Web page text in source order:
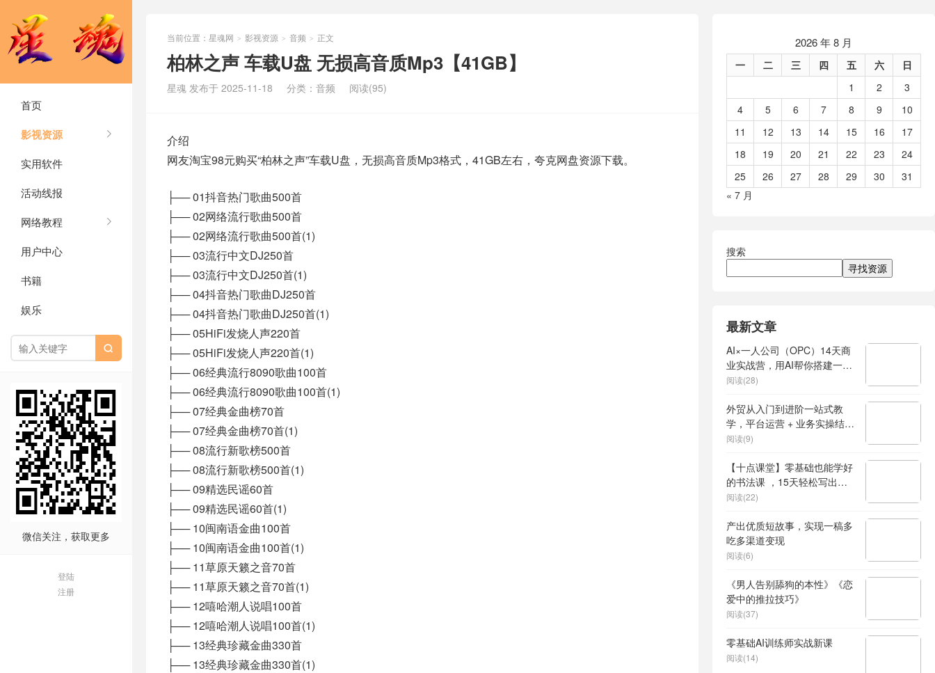
首页
影视资源
实用软件
活动线报
网络教程
用户中心
书籍
娱乐

微信关注，获取更多
登陆
注册
当前位置： 星魂网 > 影视资源 > 音频 > 正文
柏林之声 车载U盘 无损高音质Mp3【41GB】
星魂 发布于 2025-11-18 分类： 音频 阅读(95)
介绍
网友淘宝98元购买“柏林之声”车载U盘，无损高音质Mp3格式，41GB左右，夸克网盘资源下载。
├── 01抖音热门歌曲500首
├── 02网络流行歌曲500首
├── 02网络流行歌曲500首(1)
├── 03流行中文DJ250首
├── 03流行中文DJ250首(1)
├── 04抖音热门歌曲DJ250首
├── 04抖音热门歌曲DJ250首(1)
├── 05HiFi发烧人声220首
├── 05HiFi发烧人声220首(1)
├── 06经典流行8090歌曲100首
├── 06经典流行8090歌曲100首(1)
├── 07经典金曲榜70首
├── 07经典金曲榜70首(1)
├── 08流行新歌榜500首
├── 08流行新歌榜500首(1)
├── 09精选民谣60首
├── 09精选民谣60首(1)
├── 10闽南语金曲100首
├── 10闽南语金曲100首(1)
├── 11草原天籁之音70首
├── 11草原天籁之音70首(1)
├── 12嘻哈潮人说唱100首
├── 12嘻哈潮人说唱100首(1)
├── 13经典珍藏金曲330首
├── 13经典珍藏金曲330首(1)
2026 年 8 月
一 二 三 四 五 六
日
1
2
3
4
5 6 7 8 9
10
11
12 13 14 15 16
17
18
19 20 21 22 23
24
25
26 27 28 29 30
31
« 7 月
搜索
寻找资源
最新文章
AI×一人公司（OPC）14天商
业实战营，用AI帮你搭建一个
属于你自己的、能独立賺钱的
阅读(28)
外贸从入门到进阶一站式教
学，平台运营 + 业务实操结
合，实现业绩稳步增长
阅读(9)
【十点课堂】零基础也能学好
的书法课 ，15天轻松写出漂
亮人生
阅读(22)
产出优质短故事，实现一稿多
吃多渠道变现
阅读(6)
《男人告别舔狗的本性》《恋
爱中的推拉技巧》
阅读(37)
零基础AI训练师实战新课
阅读(14)